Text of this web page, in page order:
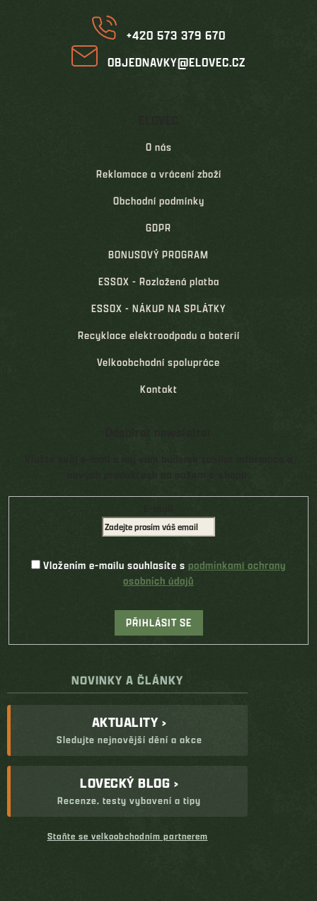
i
u
+420 573 379 670
OBJEDNAVKY@ELOVEC.CZ
O nás
Reklamace a vrácení zboží
Obchodní podmínky
GDPR
BONUSOVÝ PROGRAM
ESSOX - Rozložená platba
ESSOX - NÁKUP NA SPLÁTKY
Recyklace elektroodpadu a baterií
Velkoobchodní spolupráce
Kontakt
Vložením e-mailu souhlasíte s podmínkami ochrany
osobních údajů
PŘIHLÁSIT SE
NOVINKY A ČLÁNKY
AKTUALITY ›
Sledujte nejnovější dění a akce
LOVECKÝ BLOG ›
Recenze, testy vybavení a tipy
Staňte se velkoobchodním partnerem